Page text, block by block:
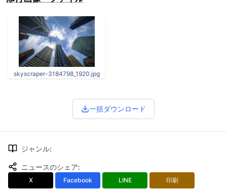
skyscraper-3184798_1920.jpg
一括ダウンロード
ジャンル:
ニュースのシェア:
X Facebook LINE 印刷